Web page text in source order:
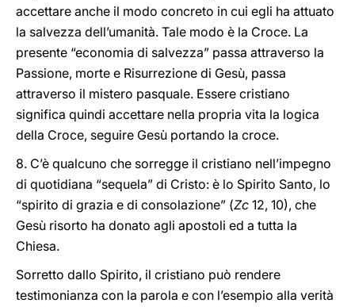
accettare anche il modo concreto in cui egli ha attuato
la salvezza dell’umanità. Tale modo è la Croce. La
presente “economia di salvezza” passa attraverso la
Passione, morte e Risurrezione di Gesù, passa
attraverso il mistero pasquale. Essere cristiano
significa quindi accettare nella propria vita la logica
della Croce, seguire Gesù portando la croce.
8. C’è qualcuno che sorregge il cristiano nell’impegno
di quotidiana “sequela” di Cristo: è lo Spirito Santo, lo
“spirito di grazia e di consolazione” (Zc 12, 10), che
Gesù risorto ha donato agli apostoli ed a tutta la
Chiesa.
Sorretto dallo Spirito, il cristiano può rendere
testimonianza con la parola e con l’esempio alla verità